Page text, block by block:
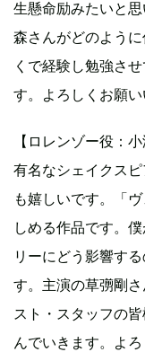
生懸命励みたいと
森さんがどのよう
くで経験し勉強さ
す。よろしくお願い
【ロレンゾー役：
有名なシェイクス
も嬉しいです。「
しめる作品です。
リーにどう影響す
す。主演の草彅剛
スト・スタッフの
んでいきます。よ